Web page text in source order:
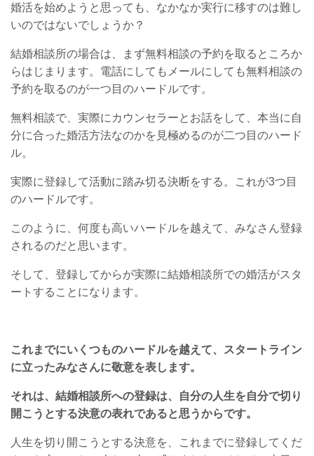
婚活を始めようと思っても、なかなか実行に移すのは難し
いのではないでしょうか？
結婚相談所の場合は、まず無料相談の予約を取るところか
らはじまります。電話にしてもメールにしても無料相談の
予約を取るのが一つ目のハードルです。
無料相談で、実際にカウンセラーとお話をして、本当に自
分に合った婚活方法なのかを見極めるのが二つ目のハード
ル。
実際に登録して活動に踏み切る決断をする。これが3つ目
のハードルです。
このように、何度も高いハードルを越えて、みなさん登録
されるのだと思います。
そして、登録してからが実際に結婚相談所での婚活がスタ
ートすることになります。
これまでにいくつものハードルを越えて、スタートライン
に立ったみなさんに敬意を表します。
それは、結婚相談所への登録は、自分の人生を自分で切り
開こうとする決意の表れであると思うからです。
人生を切り開こうとする決意を、これまでに登録してくだ